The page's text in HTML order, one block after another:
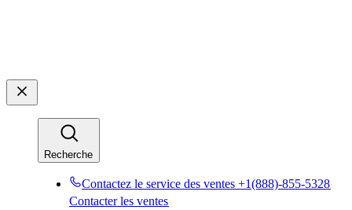
Recherche​​
Contactez le service des ventes +1(888)-855-5328​​
Contacter les ventes​​